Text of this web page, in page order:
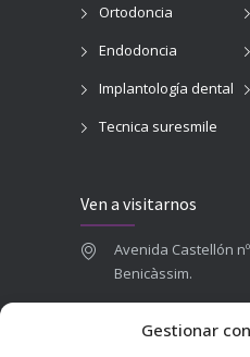
Gestionar
Ortodoncia
Endodoncia
Implantología dental
Tecnica suresmile
Ven a visitarnos
Avenida Castellón
Benicàssim.
665 787 673